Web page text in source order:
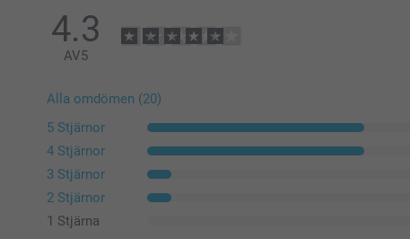
4.3
AV5
Alla omdömen (20)
5 Stjärnor
4 Stjärnor
3 Stjärnor
2 Stjärnor
1 Stjärna